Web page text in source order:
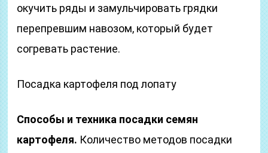
окучить ряды и замульчировать грядки
перепревшим навозом, который будет
согревать растение.
Посадка картофеля под лопату
Способы и техника посадки семян
картофеля. Количество методов посадки